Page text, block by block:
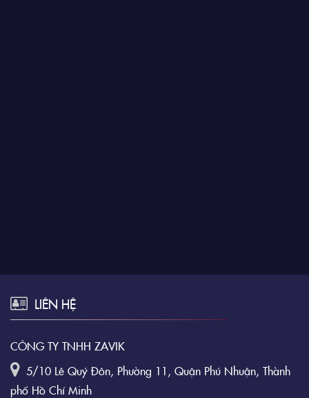
LIÊN HỆ
CÔNG TY TNHH ZAVIK
5/10 Lê Quý Đôn, Phường 11, Quận Phú Nhuận, Thành
phố Hồ Chí Minh